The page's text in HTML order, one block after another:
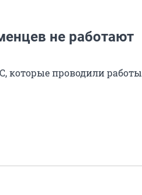
не работают
которые проводили работы